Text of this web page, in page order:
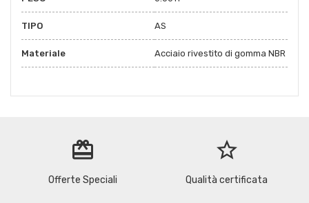
TIPO AS
Materiale Acciaio rivestito di gomma NBR
redeem
Offerte Speciali
star_border
Qualità certificata